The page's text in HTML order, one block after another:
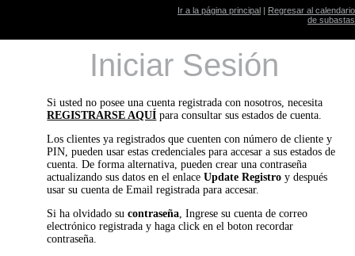
Ir a la página principal | Regresar al calendario
de subastas
Iniciar Sesión
Si usted no posee una cuenta registrada con nosotros, necesita
REGISTRARSE AQUÍ para consultar sus estados de cuenta.
Los clientes ya registrados que cuenten con número de cliente y
PIN, pueden usar estas credenciales para accesar a sus estados de
cuenta. De forma alternativa, pueden crear una contraseña
actualizando sus datos en el enlaceUpdate Registro y después
usar su cuenta de Email registrada para accesar.
Si ha olvidado sucontraseña, Ingrese su cuenta de correo
electrónico registrada y haga click en el boton recordar
contraseña.